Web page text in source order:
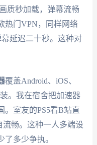
质秒加载，弹幕流畅
热门VPN，同样网络
延迟二十秒。这种对
覆盖Android、iOS、
。我在宿舍把加速器
。室友的PS5看B站直
流畅。这种一人多端设
多少争执。